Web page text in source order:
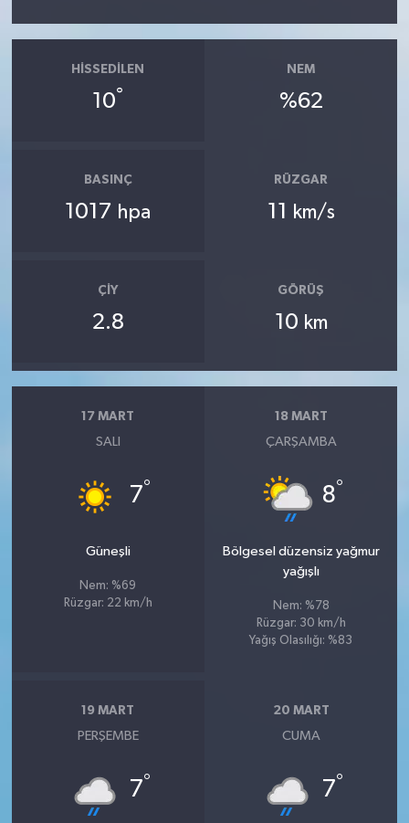
HISSEDILEN
10°
NEM
%62
BASINÇ
1017 hpa
RÜZGAR
11 km/s
ÇIY
2.8
GÖRÜŞ
10 km
17 MART
SALI
7°
Güneşli
Nem: %69
Rüzgar: 22 km/h
18 MART
ÇARŞAMBA
8°
Bölgesel düzensiz yağmur
yağışlı
Nem: %78
Rüzgar: 30 km/h
Yağış Olasılığı: %83
19 MART
PERŞEMBE
7°
20 MART
CUMA
7°